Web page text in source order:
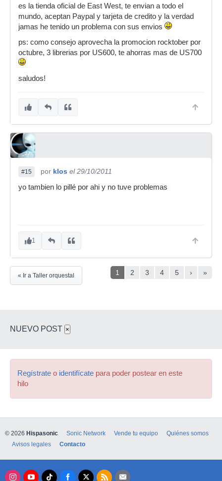
es la tienda oficial de East West, te envian a todo el
mundo, aceptan Paypal y tarjeta de credito y la verdad
jamas he tenido un problema con sus envios
ps: como consejo aprovecha la promocion rocktober por
octubre, 3 librerias por US600, te ahorras mas de US700
saludos!
#15 por klos el 29/10/2011
yo tambien lo pillé por ahi y no tuve problemas
1
1 2 3 4 5 › »
« Ir a Taller orquestal
NUEVO POST ×
Regístrate o identifícate para poder postear en este
hilo
© 2026 Hispasonic Sonic Network Vende tu equipo
Quiénes somos
Avisos legales
Contacto